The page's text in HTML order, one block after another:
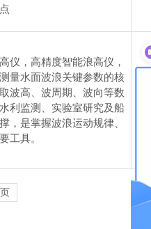
仪，高精度智能浪高仪，
量水面波浪关键参数的核
波高、波周期、波向等数
利监测、实验室研究及船
，是掌握波浪运动规律、
工具。